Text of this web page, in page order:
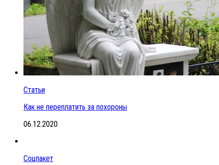
Статьи
Как не переплатить за похороны
06.12.2020
Соцпакет